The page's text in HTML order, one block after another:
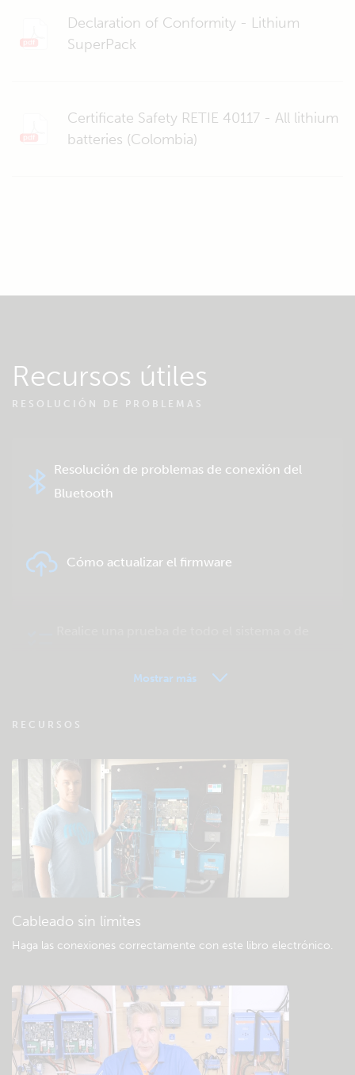
Declaration of Conformity - Lithium
SuperPack
Certificate Safety RETIE 40117 - All lithium
batteries (Colombia)
Recursos útiles
RESOLUCIÓN DE PROBLEMAS
Resolución de problemas de conexión del
Bluetooth
Cómo actualizar el firmware
VRM - Preguntas frecuentes sobre
Consulte la base de conocimientos de la
comunidad
Descargas generales y documentación
Mostrar más
RECURSOS
Cableado sin límites
Haga las conexiones correctamente con este libro electrónico.